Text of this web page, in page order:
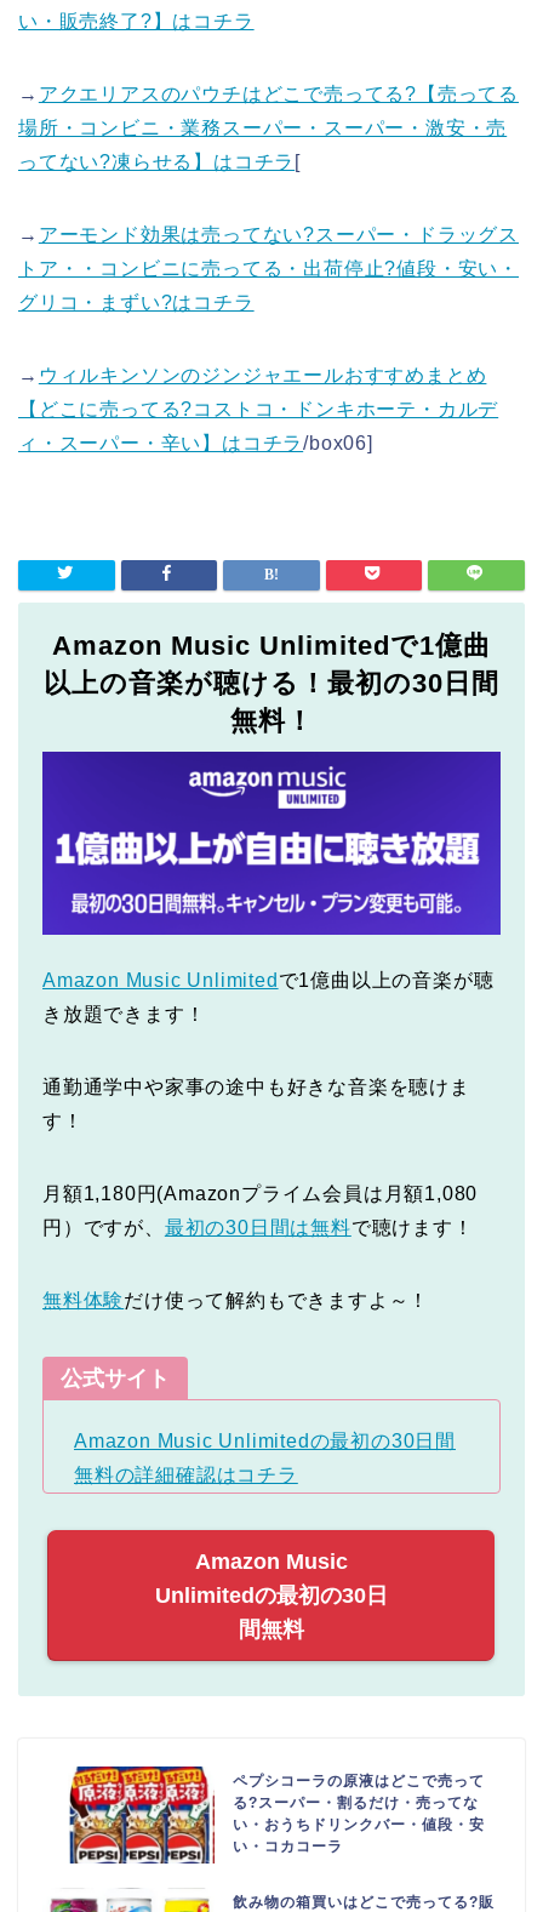
い・販売終了?】はコチラ
→ アクエリアスのパウチはどこで売ってる?【売ってる
場所・コンビニ・業務スーパー・スーパー・激安・売
ってない?凍らせる】はコチラ [
→ アーモンド効果は売ってない?スーパー・ドラッグス
トア・・コンビニに売ってる・出荷停止?値段・安い・
グリコ・まずい?はコチラ
→ ウィルキンソンのジンジャエールおすすめまとめ
【どこに売ってる?コストコ・ドンキホーテ・カルデ
ィ・スーパー・辛い】はコチラ/box06]
Amazon Music Unlimitedで1億曲
以上の音楽が聴ける！最初の30日間
無料！
Amazon Music Unlimited で1億曲以上の音楽が聴
き放題できます！
通勤通学中や家事の途中も好きな音楽を聴けま
す！
月額1,180円(Amazonプライム会員は月額1,080
円）ですが、 最初の30日間は無料で聴けます！
無料体験だけ使って解約もできますよ～！
公式サイト
Amazon Music Unlimitedの最初の30日間
無料の詳細確認はコチラ
Amazon Music
Unlimitedの最初の30日
間無料
ペプシコーラの原液はどこで売って
る?スーパー・割るだけ・売ってな
い・おうちドリンクバー・値段・安
い・コカコーラ
飲み物の箱買いはどこで売ってる?販